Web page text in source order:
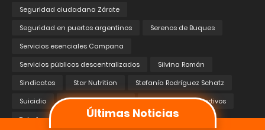
Últimas Noticias
Seguridad ciudadana Zárate
Seguridad en puertos argentinos
Serenos de Buques
Servicios esenciales Campana
Servicios públicos descentralizados
Silvina Román
Sindicatos
Star Nutrition
Stefanía Rodríguez Schatz
Suicidio
Suicidio Lima 2025
Suplementos Deportivos
TakeApp
Takepedido API